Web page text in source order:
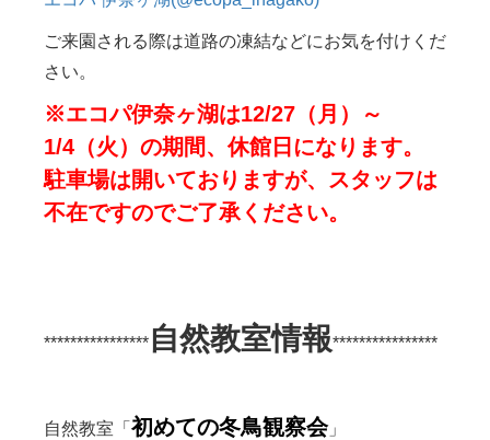
ご来園される際は道路の凍結などにお気を付けくだ
さい。
※エコパ伊奈ヶ湖は12/27（月）～
1/4（火）の期間、休館日になります。
駐車場は開いておりますが、スタッフは
不在ですのでご了承ください。
**************** 自然教室情報****************
自然教室「 初めての冬鳥観察会」